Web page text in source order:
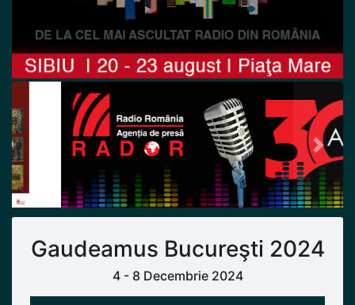
Previous Next
Gaudeamus Bucureşti 2024
4 - 8 Decembrie 2024